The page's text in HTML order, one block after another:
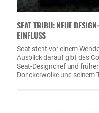
SEAT TRIBU: NEUE
EINFLUSS
Seat steht vor einem
Ausblick darauf gibt das
Seat-Designchef und
Donckerwolke und seinem